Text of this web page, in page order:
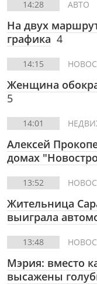
14:28 АВТО
На двух
графика 4
14:15
Женщина
5
14:01
Алексей
домах
13:52
Жительница
выиграла
13:48
Мэрия: вместо
высажены